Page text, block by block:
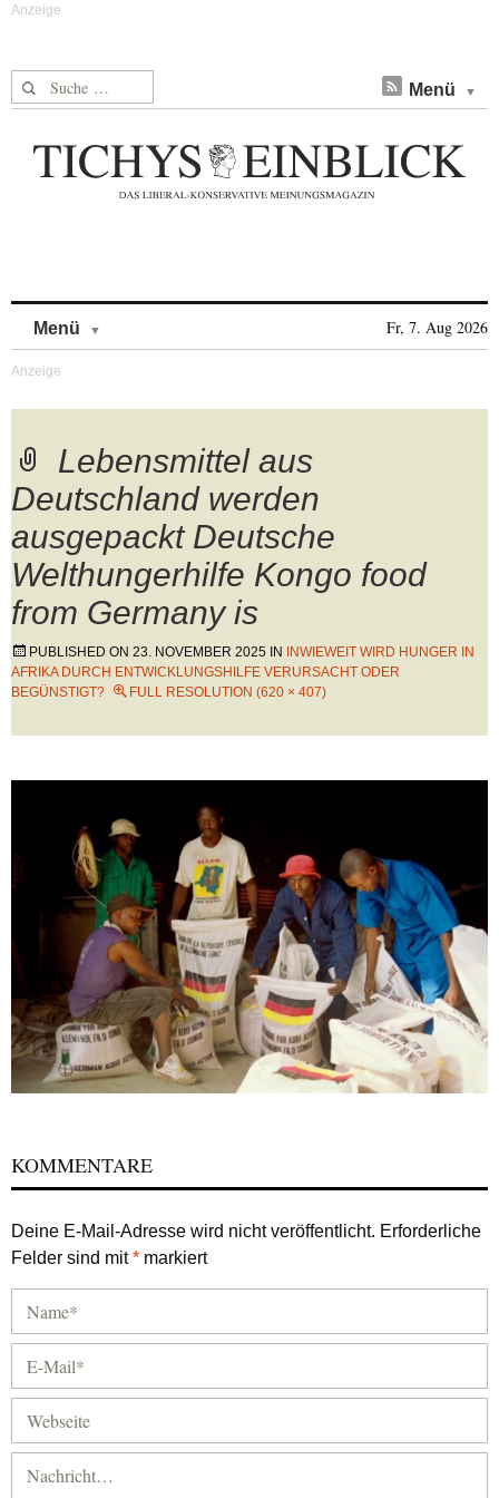
Suche nach: Menü
Menü Fr, 7. Aug 2026
Lebensmittel aus
Deutschland werden
ausgepackt Deutsche
Welthungerhilfe Kongo food
from Germany is
PUBLISHED ON 23. NOVEMBER 2025 IN
INWIEWEIT WIRD HUNGER IN
AFRIKA DURCH ENTWICKLUNGSHILFE VERURSACHT ODER
BEGÜNSTIGT?
FULL RESOLUTION (620 × 407)
KOMMENTARE
Deine E-Mail-Adresse wird nicht veröffentlicht. Erforderliche
Felder sind mit* markiert